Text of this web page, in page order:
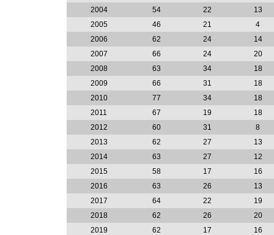
2004
54 22
13
2005
46 21
4
2006
62 24
14
2007
66 24
20
2008
63 34
18
2009
66 31
18
2010
77 34
18
2011
67 19
18
2012
60 31
8
2013
62 27
13
2014
63 27
12
2015
58 17
16
2016
63 26
13
2017
64 22
19
2018
62 26
20
2019
62 17
16